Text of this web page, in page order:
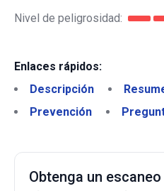
Nivel de peligrosidad:
Enlaces rápidos:
Descripción
Prevención
Obtenga un